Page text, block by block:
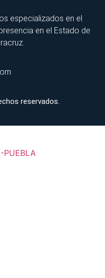
especializados en el
en el Estado de
reservados.